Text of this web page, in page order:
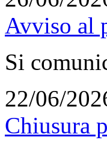
Avviso al
Si
22/06/
Chiusura